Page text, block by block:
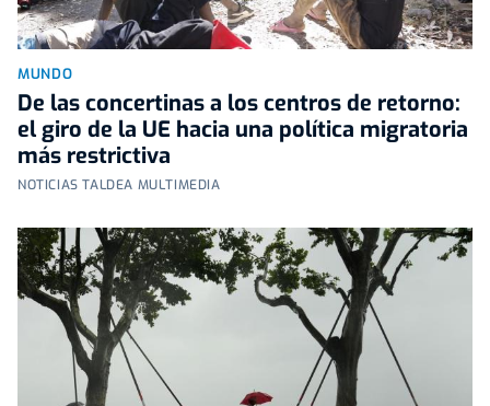
MUNDO
De las concertinas a los centros de retorno:
el giro de la UE hacia una política migratoria
más restrictiva
NOTICIAS TALDEA MULTIMEDIA